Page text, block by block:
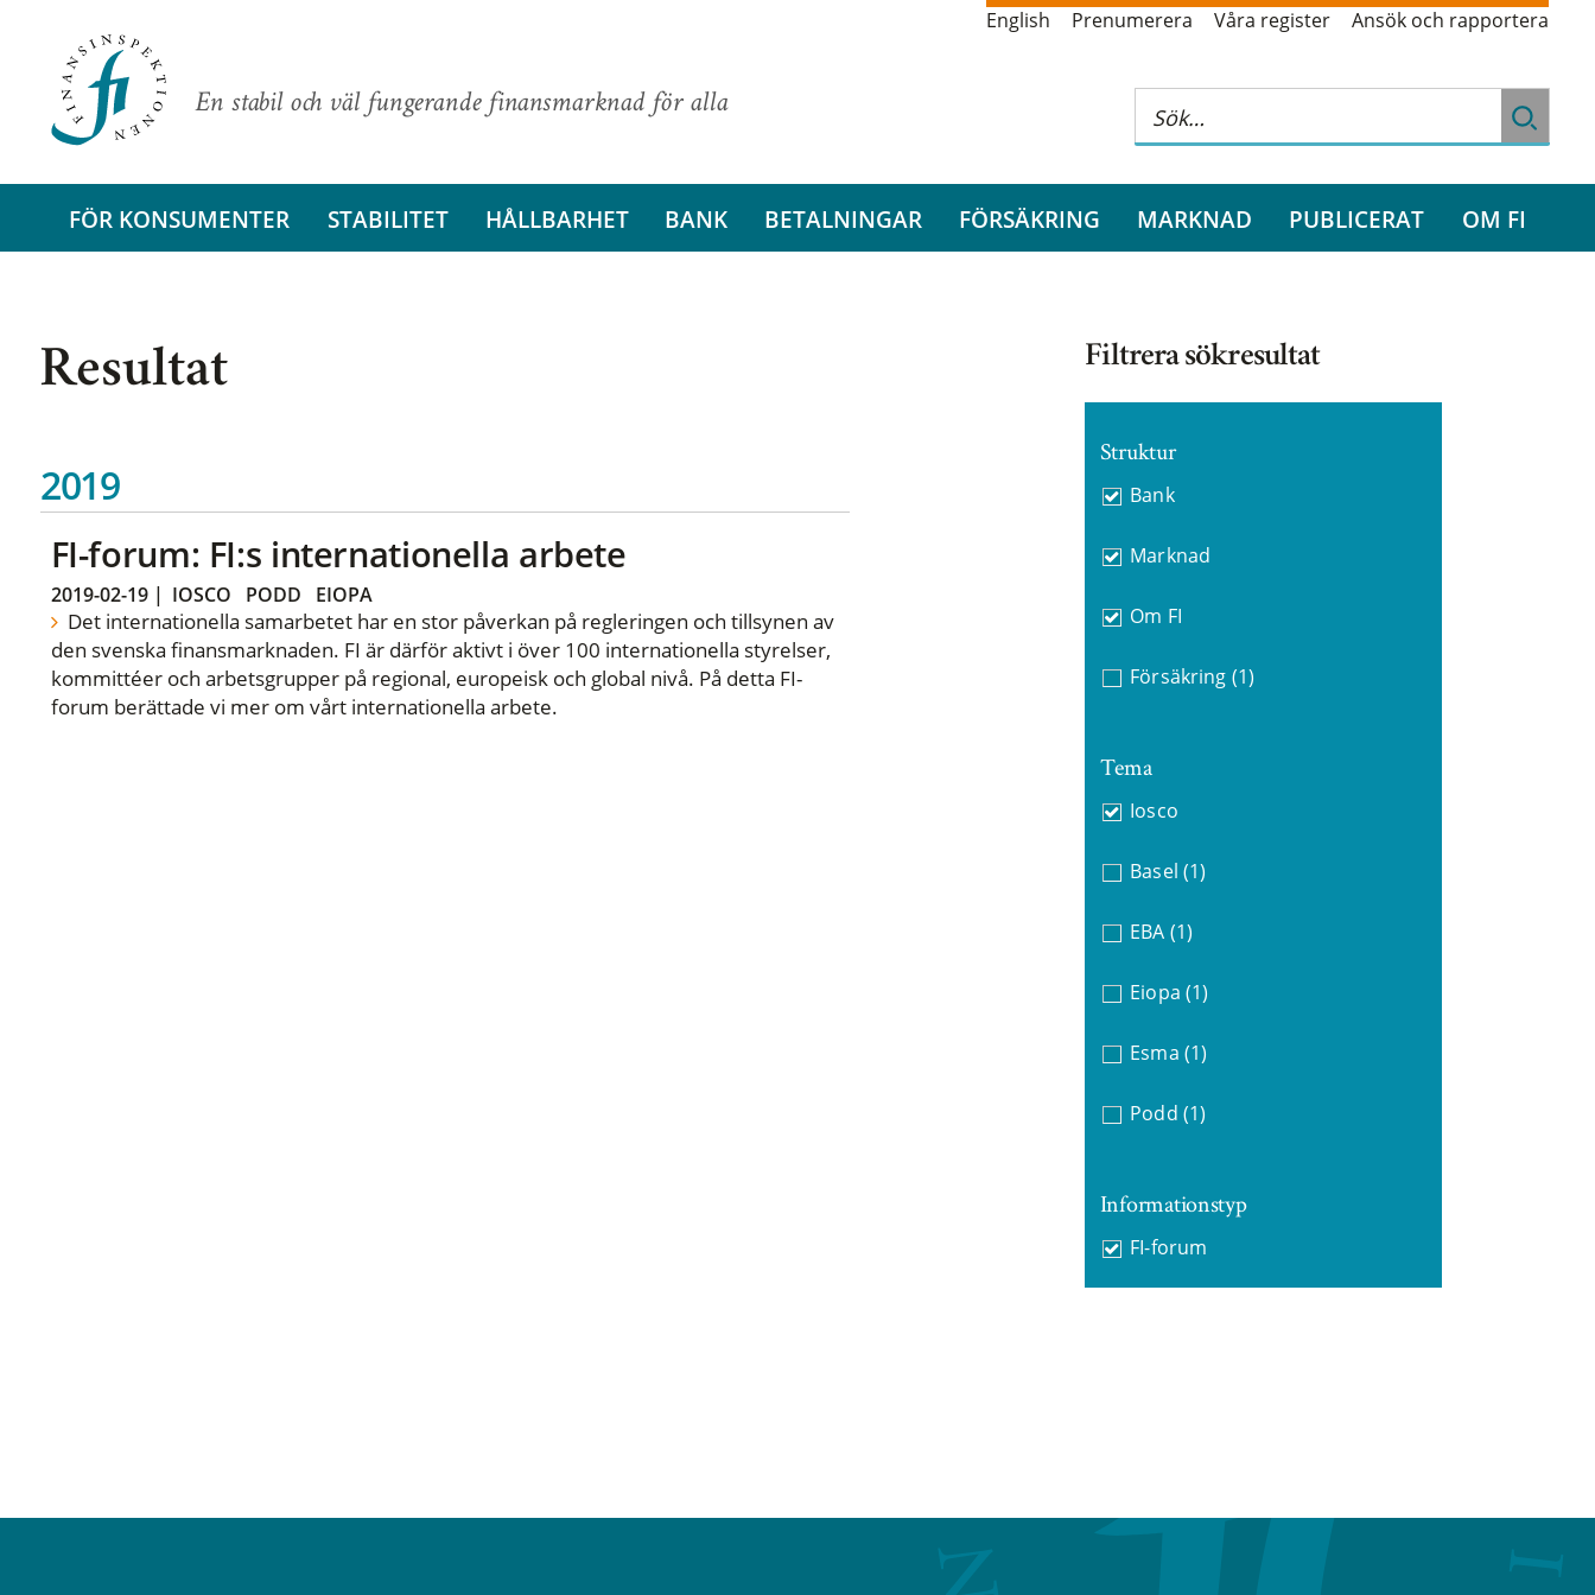
En stabil och väl fungerande finansmarknad för alla
English Prenumerera Våra register Ansök och rapportera
FÖR KONSUMENTER STABILITET HÅLLBARHET BANK BETALNINGAR FÖRSÄKRING MARKNAD PUBLICERAT OM FI
Resultat
2019
FI-forum: FI:s internationella arbete
2019-02-19| IOSCO PODD EIOPA
Det internationella samarbetet har en stor påverkan på regleringen och tillsynen av
den svenska finansmarknaden. FI är därför aktivt i över 100 internationella styrelser,
kommittéer och arbetsgrupper på regional, europeisk och global nivå. På detta FI-
forum berättade vi mer om vårt internationella arbete.
Filtrera sökresultat
Struktur
Bank
Marknad
Om FI
Försäkring (1)
Tema
Iosco
Basel (1)
EBA (1)
Eiopa (1)
Esma (1)
Podd (1)
Informationstyp
FI-forum